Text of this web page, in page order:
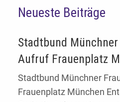
Neueste Beiträge
Stadtbund
Aufruf Frauenplatz
Stadtbund Münchner
Frauenplatz München